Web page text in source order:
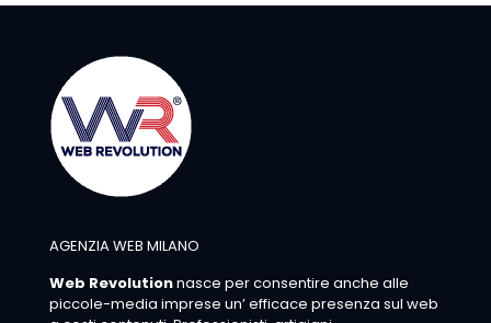
AGENZIA WEB MILANO
Web Revolutionnasce per consentire anche alle
piccole-media imprese un’ efficace presenza sul web